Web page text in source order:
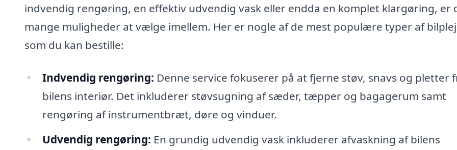
indvendig rengøring, en effektiv udvendig vask eller endda en komplet klargøring, er
mange muligheder at vælge imellem. Her er nogle af de mest populære typer af
som du kan bestille:
Indvendig rengøring: Denne service fokuserer på at fjerne støv, snavs og pletter
bilens interiør. Det inkluderer støvsugning af sæder, tæpper og bagagerum samt
rengøring af instrumentbræt, døre og vinduer.
Udvendig rengøring: En grundig udvendig vask inkluderer afvaskning af bilens